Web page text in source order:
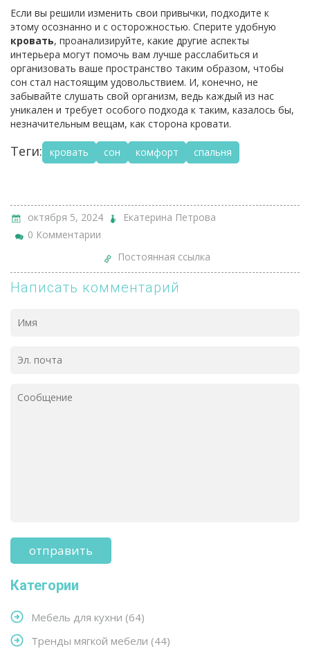
Если вы решили изменить свои привычки, подходите к
этому осознанно и с осторожностью. Сперите удобную
кровать, проанализируйте, какие другие аспекты
интерьера могут помочь вам лучше расслабиться и
организовать ваше пространство таким образом, чтобы
сон стал настоящим удовольствием. И, конечно, не
забывайте слушать свой организм, ведь каждый из нас
уникален и требует особого подхода к таким, казалось бы,
незначительным вещам, как сторона кровати.
Теги: кровать сон комфорт спальня
октября 5, 2024
Екатерина Петрова
0 Комментарии
Постоянная ссылка
Написать комментарий
Категории
Мебель для кухни (64)
Тренды мягкой мебели (44)